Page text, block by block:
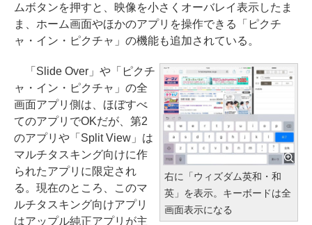
ムボタンを押すと、映像を小さくオーバレイ表示したま
ま、ホーム画面やほかのアプリを操作できる「ピクチ
ャ・イン・ピクチャ」の機能も追加されている。
右に「ウィズダム英和・和
英」を表示。キーボードは全
画面表示になる
「Slide Over」や「ピクチ
ャ・イン・ピクチャ」の全
画面アプリ側は、ほぼすべ
てのアプリでOKだが、第2
のアプリや「Split View」は
マルチタスキング向けに作
られたアプリに限定され
る。現在のところ、このマ
ルチタスキング向けアプリ
はアップル純正アプリが主